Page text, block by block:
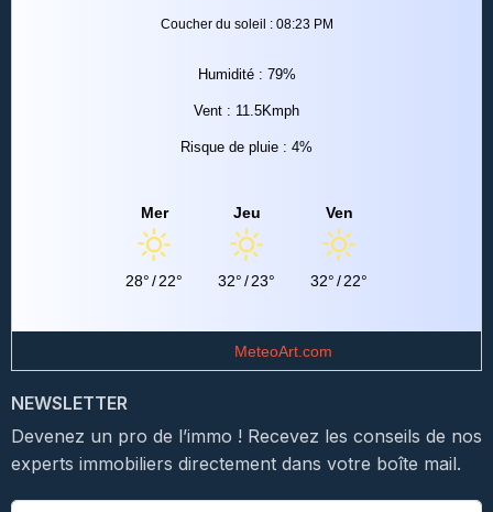
Coucher du soleil : 08:23 PM
Humidité : 79%
Vent : 11.5Kmph
Risque de pluie : 4%
Mer
28°/22°
Jeu
32°/23°
Ven
32°/22°
MeteoArt.com
NEWSLETTER
Devenez un pro de l’immo ! Recevez les conseils de nos
experts immobiliers directement dans votre boîte mail.